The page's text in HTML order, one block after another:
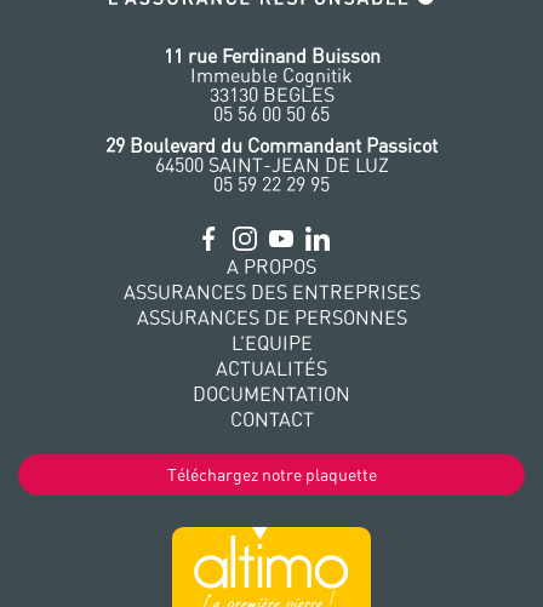
11 rue Ferdinand Buisson
Immeuble Cognitik
33130 BEGLES
‭05 56 00 50 65
‭29 Boulevard du Commandant Passicot
64500 SAINT-JEAN DE LUZ
05 59 22 29 95
A PROPOS
ASSURANCES DES ENTREPRISES
ASSURANCES DE PERSONNES
L’EQUIPE
ACTUALITÉS
DOCUMENTATION
CONTACT
Téléchargez notre plaquette